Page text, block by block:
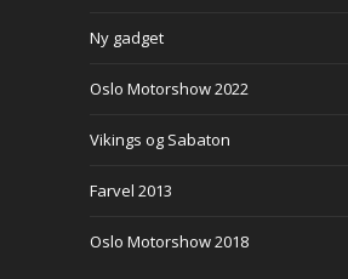
Ny gadget
Oslo Motorshow 2022
Vikings og Sabaton
Farvel 2013
Oslo Motorshow 2018